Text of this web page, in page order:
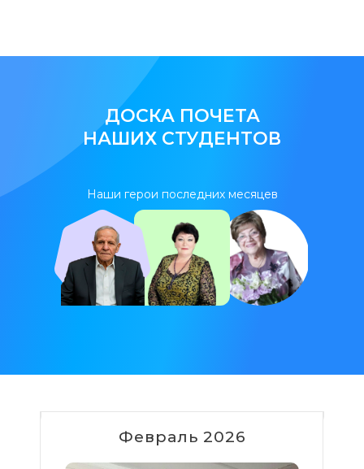
Наши герои последних месяцев
ДОСКА ПОЧЕТА
НАШИХ СТУДЕНТОВ
Февраль 2026